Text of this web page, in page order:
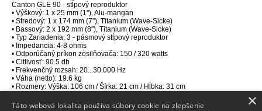
Canton GLE 90 - stĺpový reproduktor
• Výškový: 1 x 25 mm (1''), Alu-mangan
• Stredový: 1 x 174 mm (7''), Titanium (Wave-Sicke)
• Bassový: 2 x 192 mm (8''), Titanium (Wave-Sicke)
• Typ Zariadenia: 3 - pásmový stĺpový reproduktor
• Impedancia: 4-8 ohms
• Odporúčaný príkon zosilňovača: 150 / 320 watts
• Citlivosť: 90.5 db
• Frekvenčný rozsah: 20...30.000 Hz
• Váha (netto): 19.6 kg
• Rozmery: Výška: 106 cm / Šírka: 21 cm / Hĺbka: 31 cm
×
Táto webová lokalita používa súbory cookie na zlepšenie